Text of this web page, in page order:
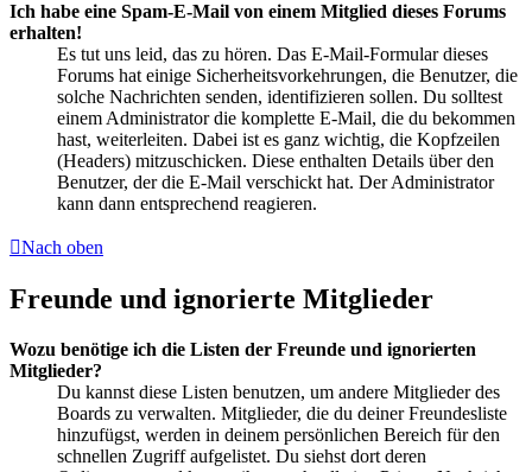
Ich habe eine Spam-E-Mail von einem Mitglied dieses Forums
erhalten!
Es tut uns leid, das zu hören. Das E-Mail-Formular dieses
Forums hat einige Sicherheitsvorkehrungen, die Benutzer, die
solche Nachrichten senden, identifizieren sollen. Du solltest
einem Administrator die komplette E-Mail, die du bekommen
hast, weiterleiten. Dabei ist es ganz wichtig, die Kopfzeilen
(Headers) mitzuschicken. Diese enthalten Details über den
Benutzer, der die E-Mail verschickt hat. Der Administrator
kann dann entsprechend reagieren.
Nach oben
Freunde und ignorierte Mitglieder
Wozu benötige ich die Listen der Freunde und ignorierten
Mitglieder?
Du kannst diese Listen benutzen, um andere Mitglieder des
Boards zu verwalten. Mitglieder, die du deiner Freundesliste
hinzufügst, werden in deinem persönlichen Bereich für den
schnellen Zugriff aufgelistet. Du siehst dort deren